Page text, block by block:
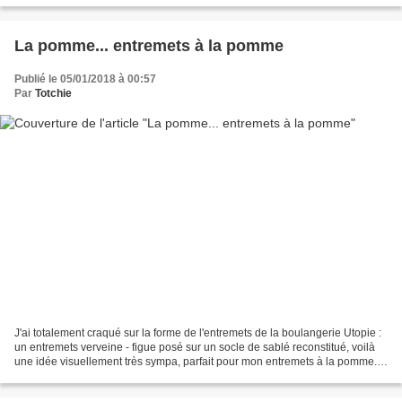
La pomme... entremets à la pomme
Publié le 05/01/2018 à 00:57
Par Totchie
J'ai totalement craqué sur la forme de l'entremets de la boulangerie Utopie :
un entremets verveine - figue posé sur un socle de sablé reconstitué, voilà
une idée visuellement très sympa, parfait pour mon entremets à la pomme.